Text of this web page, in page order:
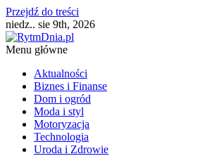
Przejdź do treści
niedz.. sie 9th, 2026
Menu główne
Aktualności
Biznes i Finanse
Dom i ogród
Moda i styl
Motoryzacja
Technologia
Uroda i Zdrowie